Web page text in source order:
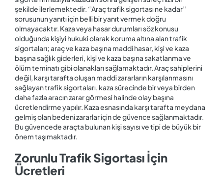
şekilde ilerlemektedir. ‘’Araç trafik sigortası ne kadar’’
sorusunun yanıtı için belli bir yanıt vermek doğru
olmayacaktır. Kaza veya hasar durumları söz konusu
olduğunda kişiyi hukuki olarak koruma altına alan trafik
sigortaları; araç ve kaza başına maddi hasar, kişi ve kaza
başına sağlık giderleri, kişi ve kaza başına sakatlanma ve
ölüm teminatı gibi olanakları sağlamaktadır. Araç sahiplerini
değil, karşı tarafta oluşan maddi zararların karşılanmasını
sağlayan trafik sigortaları, kaza sürecinde bir veya birden
daha fazla aracın zarar görmesi halinde olay başına
ücretlendirme yapılır. Kaza esnasında karşı tarafta meydana
gelmiş olan bedeni zararlar için de güvence sağlanmaktadır.
Bu güvencede araçta bulunan kişi sayısı ve tipi de büyük bir
önem taşımaktadır.
Zorunlu Trafik Sigortası İçin
Ücretleri